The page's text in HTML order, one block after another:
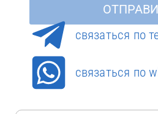
cвязаться по
связаться по